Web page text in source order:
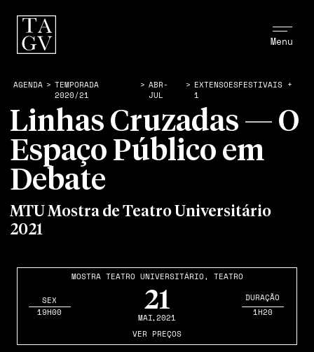
Menu
MOSTRA TEATRO UNIVERSITÁRIO, TEATRO
21
MAI,2021
SEX
19H00
DURAÇÃO
1H20
VER PREÇOS
AGENDA > TEMPORADA
2020/21
> ABR-
JUL
> EXTENSOESFESTIVAIS +
1
Linhas Cruzadas — O
Espaço Público em
Debate
MTU Mostra de Teatro Universitário
2021